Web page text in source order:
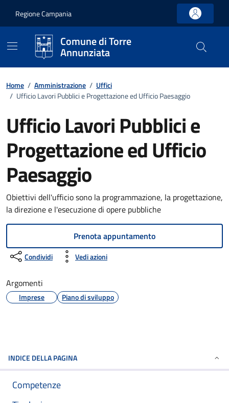
Regione Campania
Comune di Torre
Annunziata
Home / Amministrazione / Uffici
/ Ufficio Lavori Pubblici e Progettazione ed Ufficio Paesaggio
Ufficio Lavori Pubblici e
Progettazione ed Ufficio
Paesaggio
Obiettivi dell'ufficio sono la programmazione, la progettazione,
la direzione e l'esecuzione di opere pubbliche
Prenota appuntamento
Condividi Vedi azioni
Argomenti
Imprese Piano di sviluppo
INDICE DELLA PAGINA
Competenze